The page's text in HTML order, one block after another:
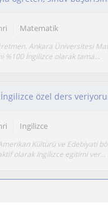
Matematik
Ankara Üniversitesi
%100 İngilizce olarak tama...
özel ders
Ingilizce
Kültürü ve Edebiyati
olarak Ingilizce egitimi ver...